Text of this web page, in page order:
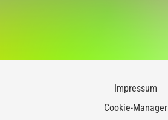
Impressum
Cookie-Manager